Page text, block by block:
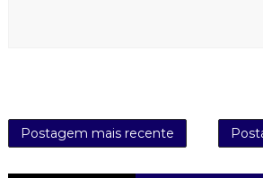
Postagem mais recente